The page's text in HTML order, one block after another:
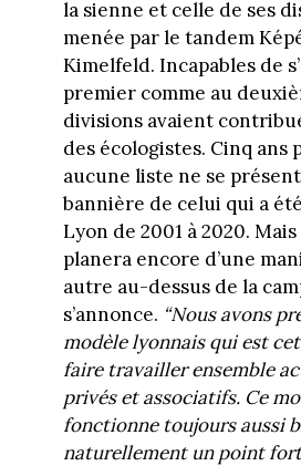
la sienne et celle de ses
menée par le tandem
Kimelfeld. Incapables de
premier comme au
divisions avaient
des écologistes. Cinq ans
aucune liste ne se
bannière de celui qui a
Lyon de 2001 à 2020.
planera encore d’une
autre au-dessus de la
s’annonce. “Nous avons
modèle lyonnais qui est
faire travailler ensemble
privés et associatifs. Ce
fonctionne toujours aussi
naturellement un point